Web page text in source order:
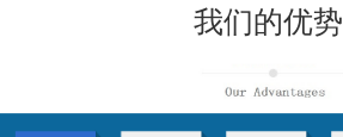
我们的优势